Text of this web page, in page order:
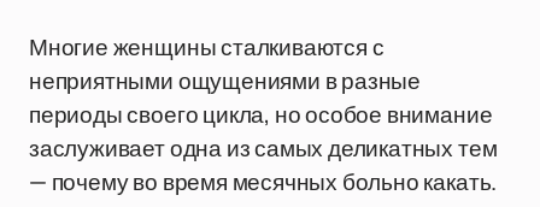
Многие женщины сталкиваются с
неприятными ощущениями в разные
периоды своего цикла, но особое внимание
заслуживает одна из самых деликатных тем
— почему во время месячных больно какать.